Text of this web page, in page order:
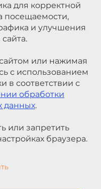
для корректной
посещаемости,
и улучшения
или нажимая
с использованием
в соответствии с
обработки
данных.
или запретить
браузера.